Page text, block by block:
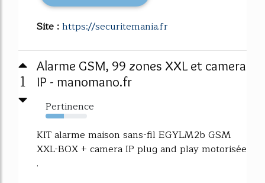
Site :https://securitemania.fr
1
Alarme GSM, 99 zones XXL et camera
IP - manomano.fr
Pertinence
44%
KIT alarme maison sans-fil EGYLM2b GSM
XXL-BOX + camera IP plug and play motorisée
.